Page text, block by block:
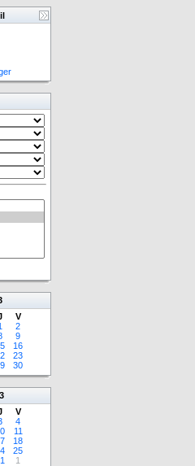
V
2
9
16
23
30
V
4
11
18
25
1